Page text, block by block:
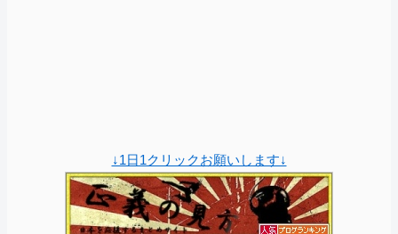
↓1日1クリックお願いします↓